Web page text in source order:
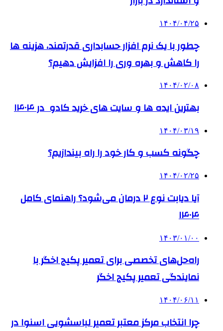
۱۴۰۴/۰۴/۲۵
چطور با یک نرم افزار حسابداری قدرتمند، هزینه ها
را کاهش و بهره وری را افزایش دهیم؟
۱۴۰۴/۰۲/۰۸
بهترین ایده ها و سایت های خرید کادو در ۱۴۰۴
۱۴۰۴/۰۳/۱۹
چگونه کسب و کار خود را راه بیندازیم؟
۱۴۰۴/۰۲/۲۵
آیا دیابت نوع ۲ درمان می‌شود؟ راهنمای کامل
۱۴۰۴
۱۴۰۳/۰۱/۰۰
راه‌حل‌های تخصصی برای تعمیر پکیج اخگر با
نمایندگی تعمیر پکیج اخگر
۱۴۰۴/۰۶/۱۱
چرا انتخاب مرکز معتبر تعمیر لباسشویی اسنوا در